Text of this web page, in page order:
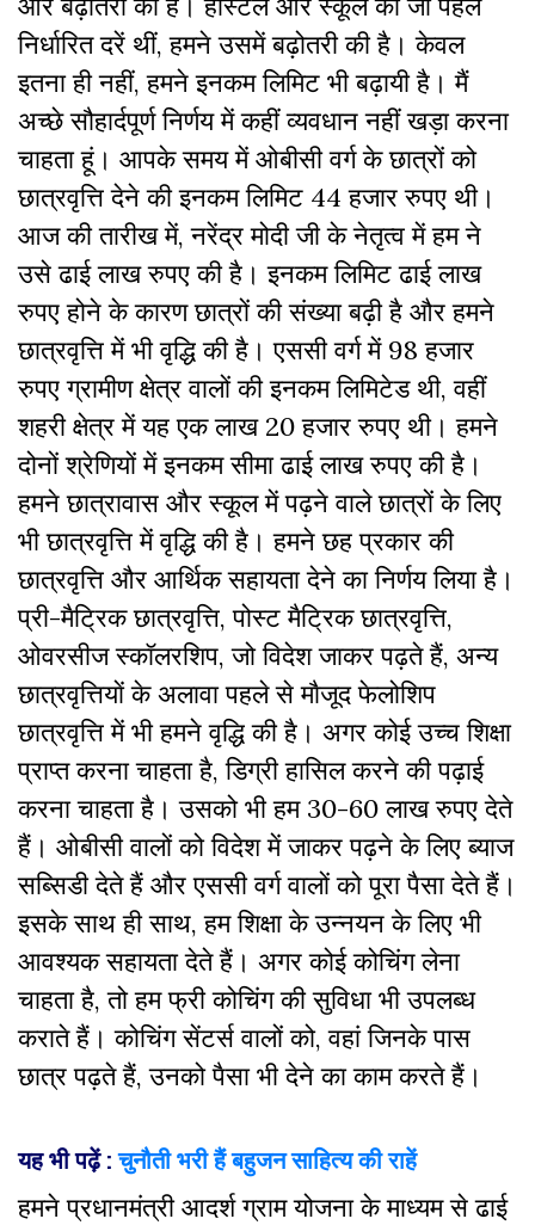
निर्धारित दरें थीं, हमने उसमें बढ़ोतरी की है। केवल
इतना ही नहीं, हमने इनकम लिमिट भी बढ़ायी है। मैं
अच्छे सौहार्दपूर्ण निर्णय में कहीं व्यवधान नहीं खड़ा करना
चाहता हूं। आपके समय में ओबीसी वर्ग के छात्रों को
छात्रवृत्ति देने की इनकम लिमिट 44 हजार रुपए थी।
आज की तारीख में, नरेंद्र मोदी जी के नेतृत्व में हम ने
उसे ढाई लाख रुपए की है। इनकम लिमिट ढाई लाख
रुपए होने के कारण छात्रों की संख्या बढ़ी है और हमने
छात्रवृत्ति में भी वृद्धि की है। एससी वर्ग में 98 हजार
रुपए ग्रामीण क्षेत्र वालों की इनकम लिमिटेड थी, वहीं
शहरी क्षेत्र में यह एक लाख 20 हजार रुपए थी। हमने
दोनों श्रेणियों में इनकम सीमा ढाई लाख रुपए की है।
हमने छात्रावास और स्कूल में पढ़ने वाले छात्रों के लिए
भी छात्रवृत्ति में वृद्धि की है। हमने छह प्रकार की
छात्रवृत्ति और आर्थिक सहायता देने का निर्णय लिया है।
प्री-मैट्रिक छात्रवृत्ति, पोस्ट मैट्रिक छात्रवृत्ति,
ओवरसीज स्कॉलरशिप, जो विदेश जाकर पढ़ते हैं, अन्य
छात्रवृत्तियाें के अलावा पहले से माैजूद फेलोशिप
छात्रवृत्ति में भी हमने वृद्धि की है। अगर कोई उच्च शिक्षा
प्राप्त करना चाहता है, डिग्री हासिल करने की पढ़ाई
करना चाहता है। उसको भी हम 30-60 लाख रुपए देते
हैं। ओबीसी वालों को विदेश में जाकर पढ़ने के लिए ब्याज
सब्सिडी देते हैं और एससी वर्ग वालों को पूरा पैसा देते हैं।
इसके साथ ही साथ, हम शिक्षा के उन्नयन के लिए भी
आवश्यक सहायता देते हैं। अगर कोई कोचिंग लेना
चाहता है, तो हम फ्री कोचिंग की सुविधा भी उपलब्ध
कराते हैं। कोचिंग सेंटर्स वालों को, वहां जिनके पास
छात्र पढ़ते हैं, उनको पैसा भी देने का काम करते हैं।
यह भी पढ़ें :चुनौती भरी हैं बहुजन साहित्य की राहें
हमने प्रधानमंत्री आदर्श ग्राम योजना के माध्यम से ढाई